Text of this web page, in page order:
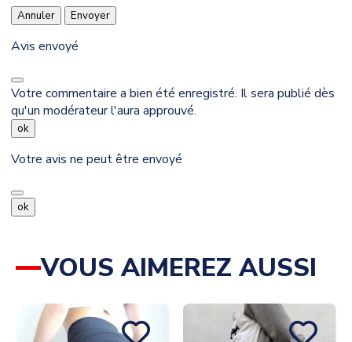
Annuler Envoyer
Avis envoyé
Votre commentaire a bien été enregistré. Il sera publié dès
qu'un modérateur l'aura approuvé.
ok
Votre avis ne peut être envoyé
ok
VOUS AIMEREZ AUSSI